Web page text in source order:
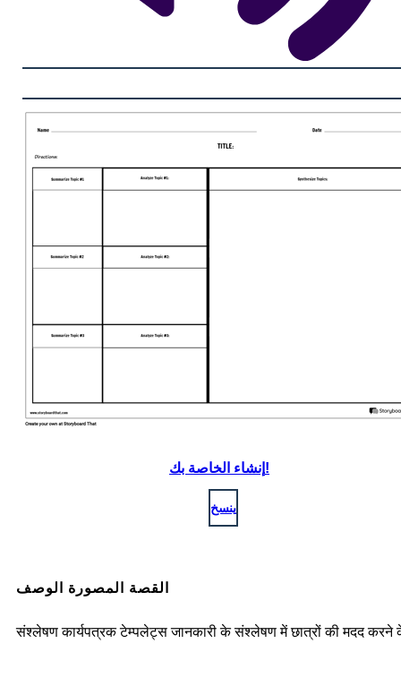
إنشاء الخاصة بك!
ينسخ
القصة المصورة الوصف
संश्लेषण कार्यपत्रक टेम्पलेट्स जानकारी के संश्लेषण में छात्रों की मदद करने